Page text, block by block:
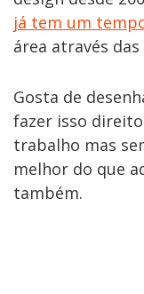
já tem um
área através
Gosta de
fazer isso
trabalho mas
melhor do que
também.